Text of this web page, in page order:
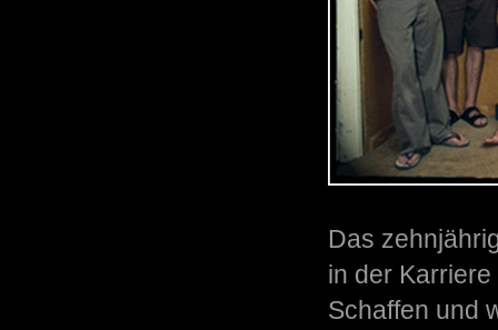
Das
in der
Schaffen und